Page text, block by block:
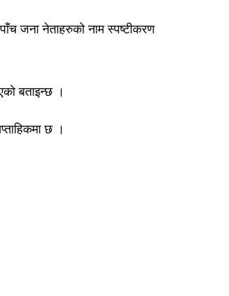
जना नेताहरुको नाम स्पष्टीकरण
बताइन्छ ।
छ ।